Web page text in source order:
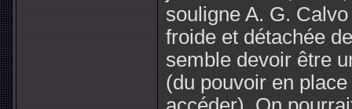
souligne A. G.
froide et détachée
semble devoir être
(du pouvoir en